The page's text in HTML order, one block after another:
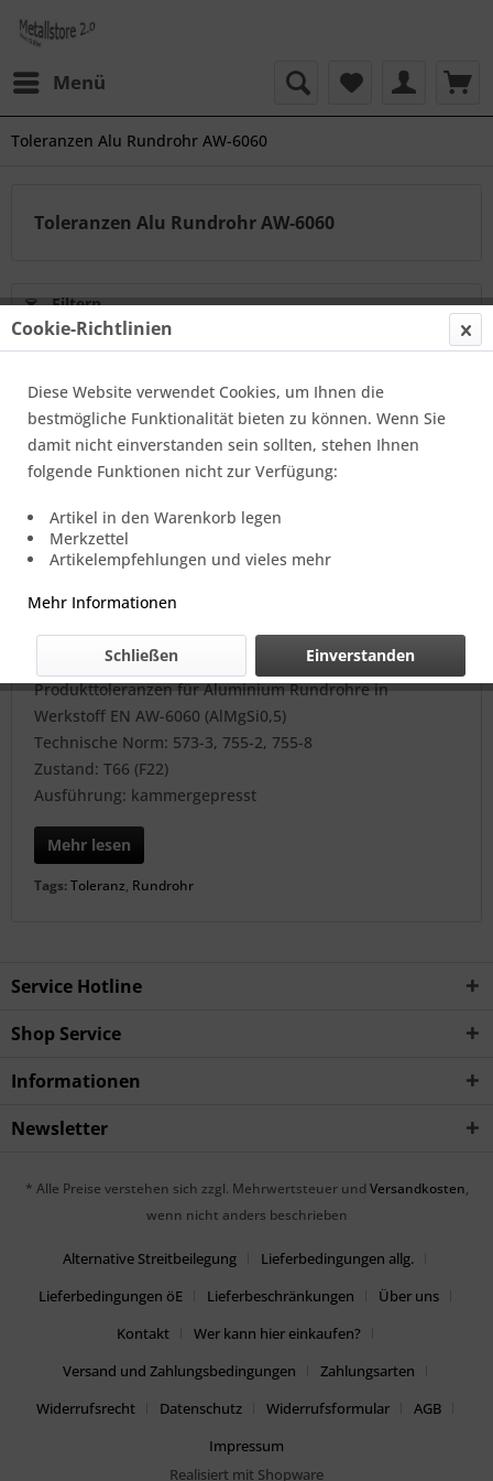
Menü
Toleranzen Alu Rundrohr AW-6060
Toleranzen Alu Rundrohr AW-6060
Filtern
Tolaranzen Aluminium Rundrohr
AlMgSi0,5
Von: Joost Mahler 30.06.20 08:00 0 Kommentare
Produkttoleranzen für Aluminium Rundrohre in
Werkstoff EN AW-6060 (AlMgSi0,5)
Technische Norm: 573-3, 755-2, 755-8
Zustand: T66 (F22)
Ausführung: kammergepresst
Mehr lesen
Tags:Toleranz, Rundrohr
Service Hotline
Shop Service
Informationen
Newsletter
* Alle Preise verstehen sich zzgl. Mehrwertsteuer und Versandkosten,
wenn nicht anders beschrieben
Alternative Streitbeilegung
Lieferbedingungen allg.
Lieferbedingungen öE
Lieferbeschränkungen
Über uns
Kontakt
Wer kann hier einkaufen?
Versand und Zahlungsbedingungen
Zahlungsarten
Widerrufsrecht
Datenschutz Widerrufsformular
AGB
Impressum
Realisiert mit Shopware
Cookie-Richtlinien
Diese Website verwendet Cookies, um Ihnen die
bestmögliche Funktionalität bieten zu können. Wenn Sie
damit nicht einverstanden sein sollten, stehen Ihnen
folgende Funktionen nicht zur Verfügung:
Artikel in den Warenkorb legen
Merkzettel
Artikelempfehlungen und vieles mehr
Mehr Informationen
Einverstanden
Schließen